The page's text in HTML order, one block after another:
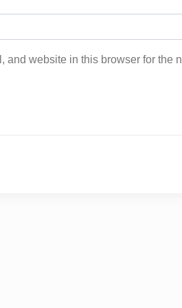
and website in this browser for the